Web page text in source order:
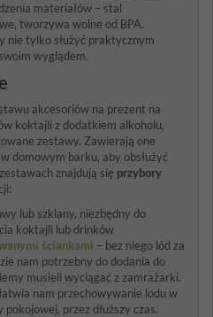
materiałów – stal
tworzywa wolne od BPA.
nie tylko służyć praktycznym
wyglądem.
akcesoriów na prezent na
koktajli z dodatkiem alkoholu,
zestawy. Zawierają one
domowym barku, aby obsłużyć
znajdują się przybory
lub szklany, niezbędny do
koktajli lub drinków
ściankami – bez niego lód za
nam potrzebny do dodania do
musieli wyciągać z zamrażarki.
nam przechowywanie lodu w
przez dłuższy czas.